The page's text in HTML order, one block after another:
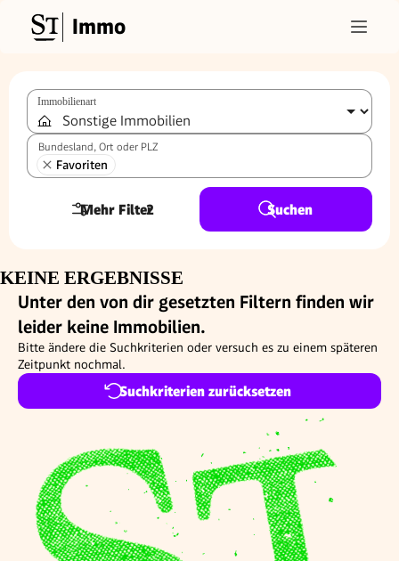
Immo
Immobilienart
Bundesland, Ort oder PLZ
Favoriten
Mehr Filter
2 Suchen
KEINE ERGEBNISSE
Unter den von dir gesetzten Filtern finden wir
leider keine Immobilien.
Bitte ändere die Suchkriterien oder versuch es zu einem späteren
Zeitpunkt nochmal.
Suchkriterien zurücksetzen